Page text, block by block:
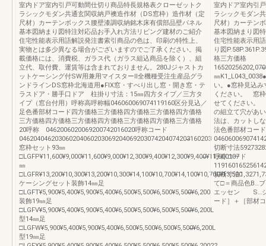
室内ドア室内引戸可動間仕切り商品特長規格表クローゼットク
ラシックモダン共通玄関収納戸襖造作材（DS窓枠）造作材（定
尺材）カーテンボックス腰壁漆調収納銘木床有償部品壁パネル
基本図納まり図特注対応品お手入れ方法リビング建材のご紹介
住宅性能表示用語解説発注書索引商品の色は、印刷の特性上、
実物とは多少異なる場合がございますのでご了承ください。掲
載価格には、消費税、ガラス代（ガラス組込商品を除く）、組
立代、取付費、運賃等は含まれておりません。280Jジャストカ
ットケーシング付SW用兼用マイスターⅡ全機種受注生産品グラ
ンドラインDS窓枠北海道用●FIX窓・すべり出し窓・開き窓・テ
ラスドア・勝手口ドア 柱掛り寸法：15㎜四方タイプ／三方タ
イプ（窓台付用）呼称高呼称幅046060069074119160区分見込／
足色番部材コード四方価格三方価格四方価格三方価格四方価格
三方価格四方価格三方価格四方価格三方価格四方価格三方価格
20呼称 0462006020069200742016020呼称コード
046204046203060204060203069204069203074204074203̶̶160203
窓枠セット93㎜
□LGFP¥11,600¥9,000¥11,600¥9,000¥12,300¥9,400¥12,300¥9,400̶̶¥11,600107
㎜
□LGFR¥13,200¥10,300¥13,200¥10,300¥14,100¥10,700¥14,100¥10,700̶̶¥13,500
ケーシングセット装飾14㎜足
□LGFT¥5,900¥5,400¥5,900¥5,400¥6,500¥5,500¥6,500¥5,500̶̶¥6,200
装飾19㎜足
□LGFV¥5,900¥5,400¥5,900¥5,400¥6,500¥5,500¥6,500¥5,500̶̶¥6,200L
型14㎜足
□LGFW¥5,900¥5,400¥5,900¥5,400¥6,500¥5,500¥6,500¥5,500̶̶¥6,200L
型19㎜足
室内ドア室内引
ラシックモダン
尺材）カーテン
基本図納まり図
住宅性能表示用
り図
格三方価格
㎜
い。●窓枠見込み
ください。 窓枠
せてください。
の組立て穴があ
法は、カットし
法色番部材コー
切断寸法
呼称コード
切断寸法
て□＝商品色B…
エッセン S…シ
ード］＋［部材